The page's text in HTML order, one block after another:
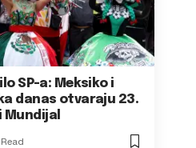
SP-a: Meksiko i
danas otvaraju 23.
Mundijal